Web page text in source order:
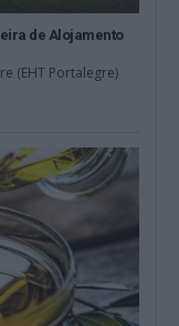
de Alojamento
(EHT Portalegre)